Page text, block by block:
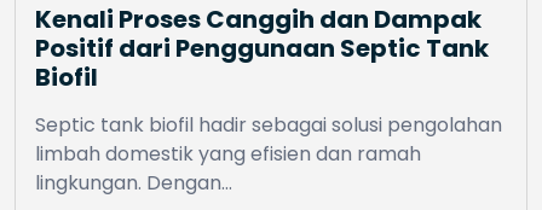
Kenali Proses Canggih dan Dampak
Positif dari Penggunaan Septic Tank
Biofil
Septic tank biofil hadir sebagai solusi pengolahan
limbah domestik yang efisien dan ramah
lingkungan. Dengan…